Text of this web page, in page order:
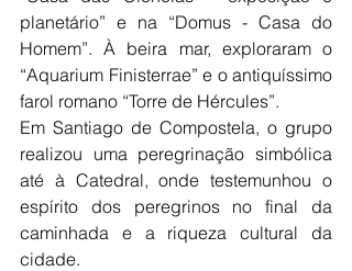
planetário” e na “Domus - Casa do
Homem”. À beira mar, exploraram o
“Aquarium Finisterrae” e o antiquíssimo
farol romano “Torre de Hércules”.
Em Santiago de Compostela, o grupo
realizou uma peregrinação simbólica
até à Catedral, onde testemunhou o
espírito dos peregrinos no final da
caminhada e a riqueza cultural da
cidade.